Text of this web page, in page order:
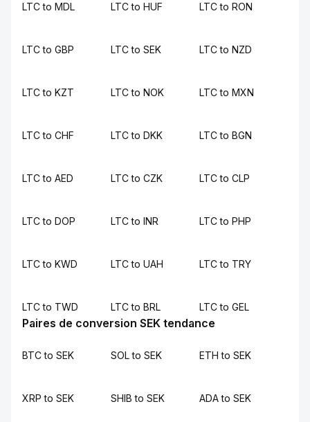
LTC to MDL LTC to HUF LTC to RON
LTC to GBP LTC to SEK LTC to NZD
LTC to KZT LTC to NOK LTC to MXN
LTC to CHF LTC to DKK LTC to BGN
LTC to AED LTC to CZK LTC to CLP
LTC to DOP LTC to INR LTC to PHP
LTC to KWD LTC to UAH LTC to TRY
LTC to TWD LTC to BRL LTC to GEL
Paires de conversion SEK tendance
BTC to SEK SOL to SEK ETH to SEK
XRP to SEK SHIB to SEK ADA to SEK